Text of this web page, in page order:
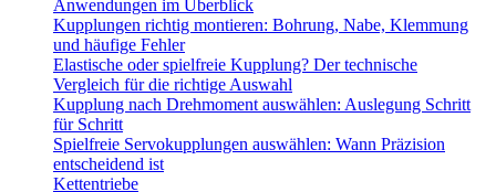
Anwendungen im Überblick
Kupplungen richtig montieren: Bohrung, Nabe, Klemmung
und häufige Fehler
Elastische oder spielfreie Kupplung? Der technische
Vergleich für die richtige Auswahl
Kupplung nach Drehmoment auswählen: Auslegung Schritt
für Schritt
Spielfreie Servokupplungen auswählen: Wann Präzision
entscheidend ist
Kettentriebe